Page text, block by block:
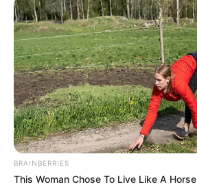
BRAINBERRIES
This Woman Chose To Live Like A Horse